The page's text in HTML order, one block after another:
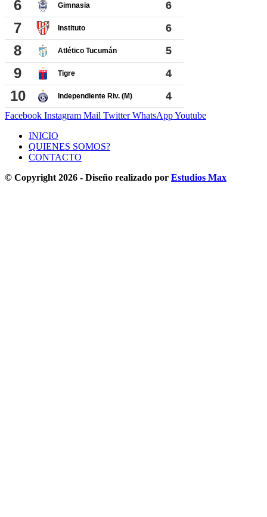
Facebook Instagram Mail Twitter WhatsAppYoutube
INICIO
QUIENES SOMOS?
CONTACTO
© Copyright 2026 - Diseño realizado por Estudios Max